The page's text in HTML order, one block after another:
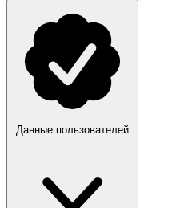
Данные пользователей